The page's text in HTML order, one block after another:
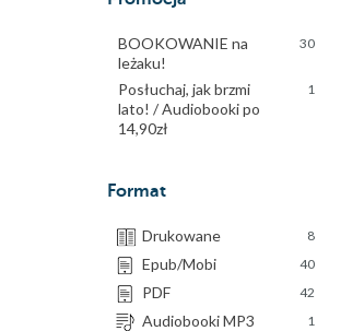
BOOKOWANIE na
leżaku!
30
Posłuchaj, jak brzmi
lato! / Audiobooki po
14,90zł
1
Format
Drukowane 8
Epub/Mobi 40
PDF 42
Audiobooki MP3 1